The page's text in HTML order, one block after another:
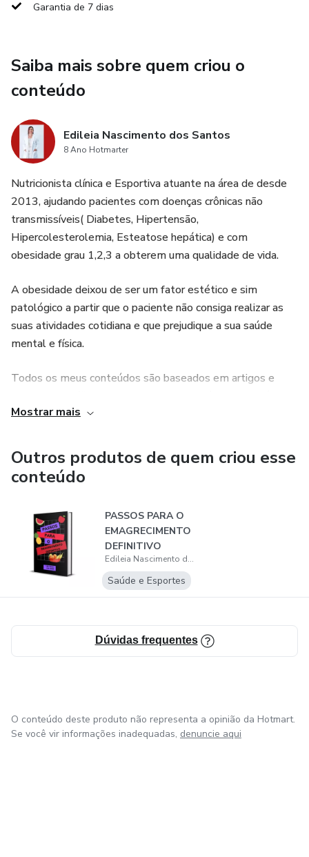
Garantia de 7 dias
Saiba mais sobre quem criou o
conteúdo
Edileia Nascimento dos Santos
8 Ano Hotmarter
Nutricionista clínica e Esportiva atuante na área de desde
2013, ajudando pacientes com doenças crônicas não
transmissíveis( Diabetes, Hipertensão,
Hipercolesterolemia, Esteatose hepática) e com
obesidade grau 1,2,3 a obterem uma qualidade de vida.
A obesidade deixou de ser um fator estético e sim
patológico a partir que o paciente não consiga realizar as
suas atividades cotidiana e que prejudique a sua saúde
mental e física.
Todos os meus conteúdos são baseados em artigos e
cresce em nosso país.
Mostrar mais
Outros produtos de quem criou esse
conteúdo
PASSOS PARA O
EMAGRECIMENTO
DEFINITIVO
Edileia Nascimento dos Santos
Saúde e Esportes
Dúvidas frequentes
O conteúdo deste produto não representa a opinião da Hotmart.
Se você vir informações inadequadas, denuncie aqui